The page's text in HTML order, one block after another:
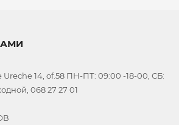
Ureche 14, of.58 ПН-ПТ: 09:00 -18-00, СБ:
068 27 27 01